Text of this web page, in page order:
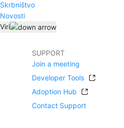
Skrbništvo
Novosti
Viri
SUPPORT
Join a meeting
Developer Tools
Adoption Hub
Contact Support